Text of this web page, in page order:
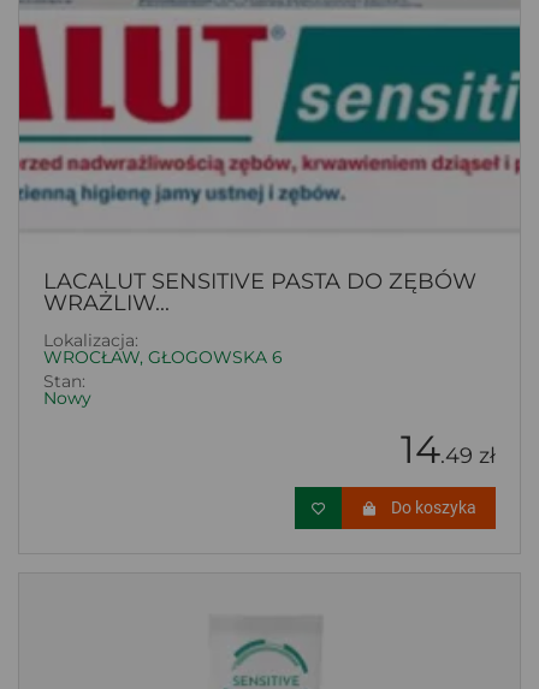
LACALUT SENSITIVE PASTA DO ZĘBÓW
WRAŻLIW...
Lokalizacja:
WROCŁAW, GŁOGOWSKA 6
Stan:
Nowy
14.49 zł
Do koszyka